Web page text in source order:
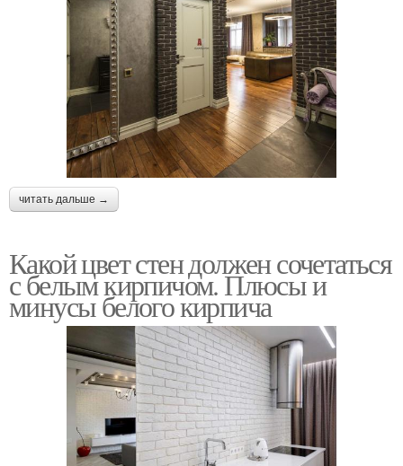
читать дальше →
Какой цвет стен должен сочетаться
с белым кирпичом. Плюсы и
минусы белого кирпича